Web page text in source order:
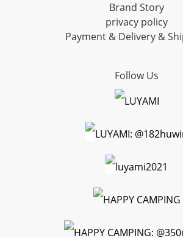
Brand Story
privacy policy
Payment & Delivery &
Follow Us
LUYAMI
LUYAMI:
luyami2021
HAPPY CAMPING
HAPPY CAMPING: